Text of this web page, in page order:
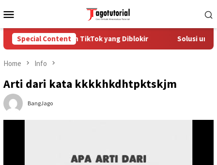
to
Menu
Special Content
Mengatasi Akun TikTok yang Diblokir Solusi untuk
Home Info
Arti dari kata kkkkhkdhtpktskjm
BangJago